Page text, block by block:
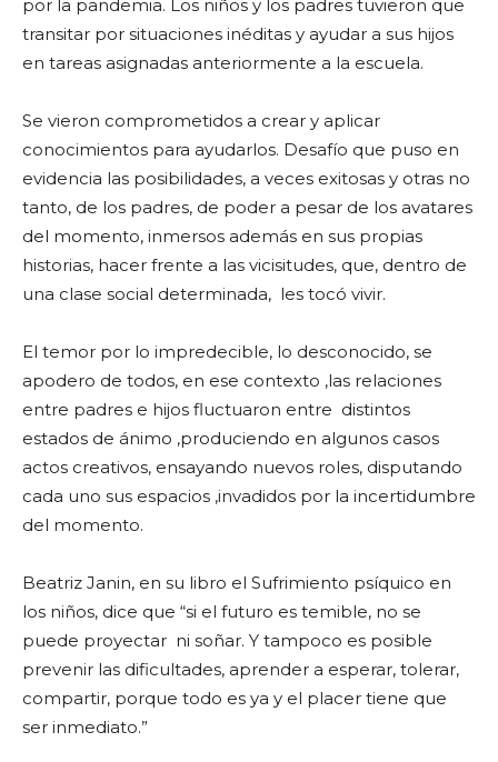
por la pandemia. Los niños y los padres tuvieron que
transitar por situaciones inéditas y ayudar a sus hijos
en tareas asignadas anteriormente a la escuela.
Se vieron comprometidos a crear y aplicar
conocimientos para ayudarlos. Desafío que puso en
evidencia las posibilidades, a veces exitosas y otras no
tanto, de los padres, de poder a pesar de los avatares
del momento, inmersos además en sus propias
historias, hacer frente a las vicisitudes, que, dentro de
una clase social determinada, les tocó vivir.
El temor por lo impredecible, lo desconocido, se
apodero de todos, en ese contexto ,las relaciones
entre padres e hijos fluctuaron entre distintos
estados de ánimo ,produciendo en algunos casos
actos creativos, ensayando nuevos roles, disputando
cada uno sus espacios ,invadidos por la incertidumbre
del momento.
Beatriz Janin, en su libro el Sufrimiento psíquico en
los niños, dice que “si el futuro es temible, no se
puede proyectar ni soñar. Y tampoco es posible
prevenir las dificultades, aprender a esperar, tolerar,
compartir, porque todo es ya y el placer tiene que
ser inmediato.”